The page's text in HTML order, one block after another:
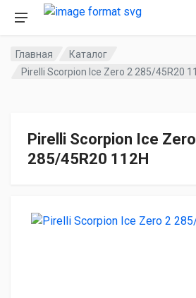
Главная
Каталог
Pirelli Scorpion Ice Zero 2 285/45R20
Pirelli Scorpion Ice
285/45R20 112H